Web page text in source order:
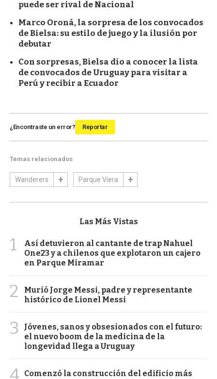
puede ser rival de Nacional
Marco Oroná, la sorpresa de los convocados
de Bielsa: su estilo de juego y la ilusión por
debutar
Con sorpresas, Bielsa dio a conocer la lista
de convocados de Uruguay para visitar a
Perú y recibir a Ecuador
¿Encontraste un error? Reportar
Temas relacionados
Wanderers Parque Viera
Las Más Vistas
1
Así detuvieron al cantante de trap Nahuel
One23 y a chilenos que explotaron un cajero
en Parque Miramar
2
Murió Jorge Messi, padre y representante
histórico de Lionel Messi
3
Jóvenes, sanos y obsesionados con el futuro:
el nuevo boom de la medicina de la
longevidad llega a Uruguay
4 Comenzó la construcción del edificio más